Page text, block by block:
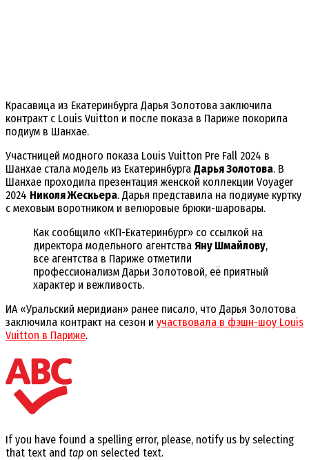
Красавица из Екатеринбурга Дарья Золотова заключила
контракт с Louis Vuitton и после показа в Париже покорила
подиум в Шанхае.
Участницей модного показа Louis Vuitton Pre Fall 2024 в
Шанхае стала модель из Екатеринбурга Дарья Золотова. В
Шанхае проходила презентация женской коллекции Voyager
2024 Николя Жескьера. Дарья представила на подиуме куртку
с меховым воротником и велюровые брюки-шаровары.
Как сообщило «КП-Екатеринбург» со ссылкой на
директора модельного агентства Яну Шмайлову,
все агентства в Париже отметили
профессионализм Дарьи Золотовой, её приятный
характер и вежливость.
ИА «Уральский меридиан» ранее писало, что Дарья Золотова
заключила контракт на сезон и участвовала в фэшн-шоу Louis
Vuitton в Париже.
If you have found a spelling error, please, notify us by selecting
that text and tap on selected text.